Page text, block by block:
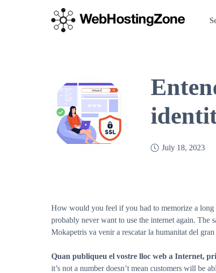
July 18, 2023
How would you feel if you had to memorize a long
probably never want to use the internet again. The
Mokapetris va venir a rescatar la humanitat del
Quan publiqueu el vostre lloc web a Internet,
it’s not a number doesn’t mean customers will be